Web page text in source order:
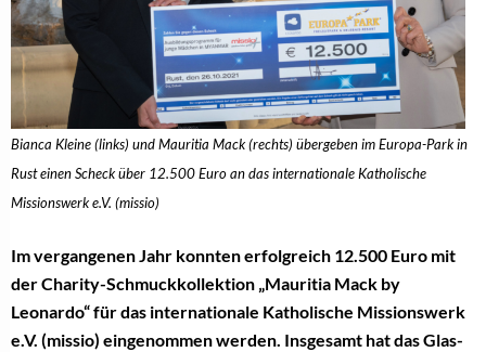
Bianca Kleine (links) und Mauritia Mack (rechts) übergeben im Europa-Park in
Rust einen Scheck über 12.500 Euro an das internationale Katholische
Missionswerk e.V. (missio)
Im vergangenen Jahr konnten erfolgreich 12.500 Euro mit
der Charity-Schmuckkollektion „Mauritia Mack by
Leonardo“ für das internationale Katholische Missionswerk
e.V. (missio) eingenommen werden. Insgesamt hat das Glas-